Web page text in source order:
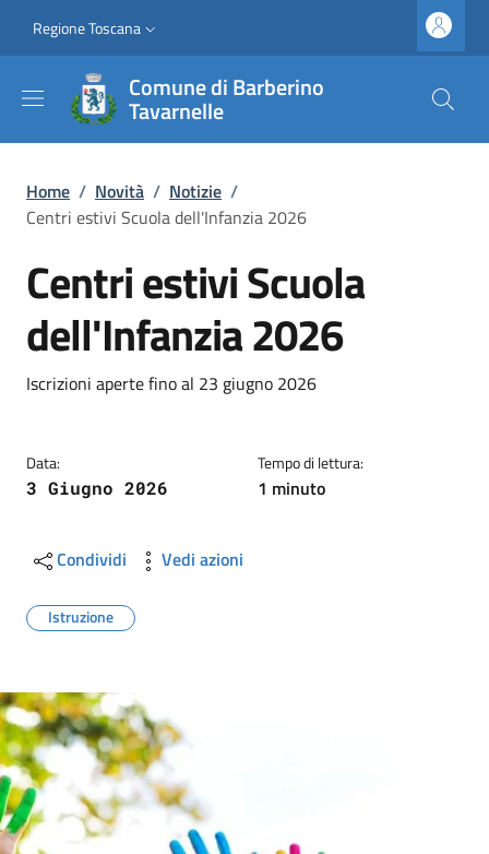
Slim top
Regione Toscana
Comune di Barberino
Tavarnelle
Briciole di pane
Home / Novità / Notizie /
Centri estivi Scuola dell'Infanzia 2026
Centri estivi Scuola
dell'Infanzia 2026
Dettagli
Descrizione breve
Iscrizioni aperte fino al 23 giugno 2026
Data:
3 Giugno 2026
Tempo di lettura:
1 minuto
Condividi Vedi azioni
Istruzione
Image